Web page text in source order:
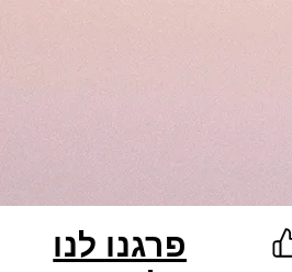
פרגנו לנו